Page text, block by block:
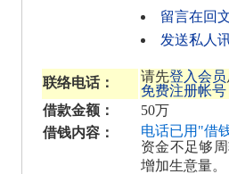
留言在回
发送私人
联络电话： 请先登入会员
免费注册帐号
借款金额：
50万
借钱内容：
电话已用"借
资金不足够
增加生意量。